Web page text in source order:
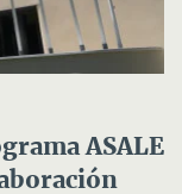
ASALE